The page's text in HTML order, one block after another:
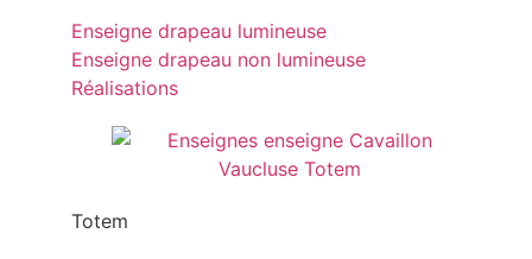
Enseigne drapeau lumineuse
Enseigne drapeau non lumineuse
Réalisations
Totem